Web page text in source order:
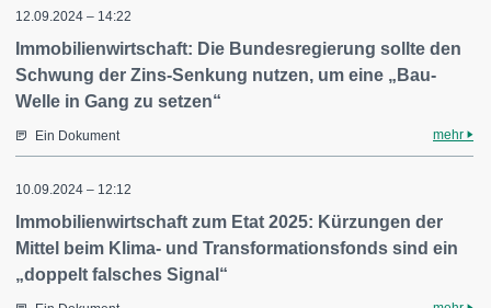
12.09.2024 – 14:22
Immobilienwirtschaft: Die Bundesregierung sollte den
Schwung der Zins-Senkung nutzen, um eine „Bau-
Welle in Gang zu setzen“
Ein Dokument mehr
10.09.2024 – 12:12
Immobilienwirtschaft zum Etat 2025: Kürzungen der
Mittel beim Klima- und Transformationsfonds sind ein
„doppelt falsches Signal“